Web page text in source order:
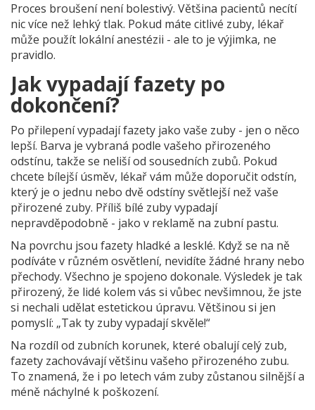
Proces broušení není bolestivý. Většina pacientů necítí
nic více než lehký tlak. Pokud máte citlivé zuby, lékař
může použít lokální anestézii - ale to je výjimka, ne
pravidlo.
Jak vypadají fazety po
dokončení?
Po přilepení vypadají fazety jako vaše zuby - jen o něco
lepší. Barva je vybraná podle vašeho přirozeného
odstínu, takže se neliší od sousedních zubů. Pokud
chcete bílejší úsměv, lékař vám může doporučit odstín,
který je o jednu nebo dvě odstíny světlejší než vaše
přirozené zuby. Příliš bílé zuby vypadají
nepravděpodobně - jako v reklamě na zubní pastu.
Na povrchu jsou fazety hladké a lesklé. Když se na ně
podíváte v různém osvětlení, nevidíte žádné hrany nebo
přechody. Všechno je spojeno dokonale. Výsledek je tak
přirozený, že lidé kolem vás si vůbec nevšimnou, že jste
si nechali udělat estetickou úpravu. Většinou si jen
pomyslí: „Tak ty zuby vypadají skvěle!“
Na rozdíl od zubních korunek, které obalují celý zub,
fazety zachovávají většinu vašeho přirozeného zubu.
To znamená, že i po letech vám zuby zůstanou silnější a
méně náchylné k poškození.